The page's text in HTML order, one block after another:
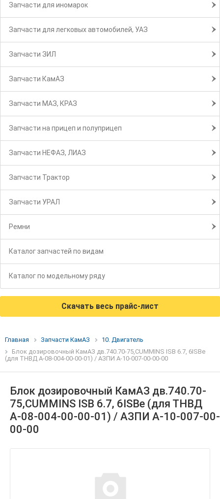
Запчасти для иномарок
Запчасти для легковых автомобилей, УАЗ
Запчасти ЗИЛ
Запчасти КамАЗ
Запчасти МАЗ, КРАЗ
Запчасти на прицеп и полуприцеп
Запчасти НЕФАЗ, ЛИАЗ
Запчасти Трактор
Запчасти УРАЛ
Ремни
Каталог запчастей по видам
Каталог по модельному ряду
Скачать весь прайс-лист
Главная Запчасти КамАЗ
10. Двигатель
Блок дозировочный КамАЗ дв.740.70-75,CUMMINS ISB 6.7, 6ISBe
(для ТНВД А-08-004-00-00-01) / АЗПИ А-10-007-00-00-00
Блок дозировочный КамАЗ дв.740.70-
75,CUMMINS ISB 6.7, 6ISBe (для ТНВД
А-08-004-00-00-01) / АЗПИ А-10-007-00-
00-00